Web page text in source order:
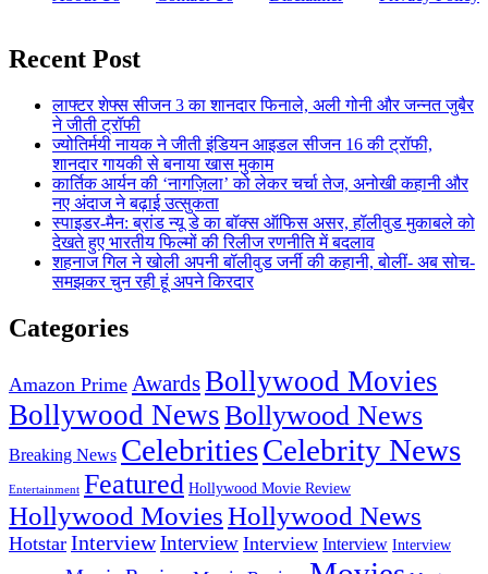
Recent Post
लाफ्टर शेफ्स सीजन 3 का शानदार फिनाले, अली गोनी और जन्नत जुबैर
ने जीती ट्रॉफी
ज्योतिर्मयी नायक ने जीती इंडियन आइडल सीजन 16 की ट्रॉफी,
शानदार गायकी से बनाया खास मुकाम
कार्तिक आर्यन की ‘नागज़िला’ को लेकर चर्चा तेज, अनोखी कहानी और
नए अंदाज ने बढ़ाई उत्सुकता
स्पाइडर-मैन: ब्रांड न्यू डे का बॉक्स ऑफिस असर, हॉलीवुड मुकाबले को
देखते हुए भारतीय फिल्मों की रिलीज रणनीति में बदलाव
शहनाज गिल ने खोली अपनी बॉलीवुड जर्नी की कहानी, बोलीं- अब सोच-
समझकर चुन रही हूं अपने किरदार
Categories
Amazon Prime AwardsBollywood Movies
Bollywood NewsBollywood News
Breaking News CelebritiesCelebrity News
Entertainment Featured Hollywood Movie Review
Hollywood MoviesHollywood News
Hotstar InterviewInterview Interview Interview Interview